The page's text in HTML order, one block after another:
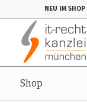
NEU IM SHOP
Shop